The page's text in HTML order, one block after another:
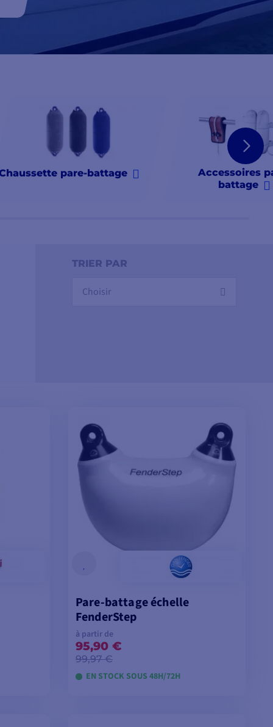
pare-battage
Accessoires
battage
TRIER PAR
Choisir
Pare-battage échelle
FenderStep
à partir de
95,90 €
99,97 €
EN STOCK SOUS 48H/72H